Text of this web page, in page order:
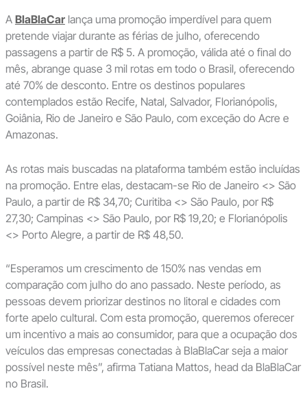
A BlaBlaCarlança uma promoção imperdível para quem
pretende viajar durante as férias de julho, oferecendo
passagens a partir de R$ 5. A promoção, válida até o final do
mês, abrange quase 3 mil rotas em todo o Brasil, oferecendo
até 70% de desconto. Entre os destinos populares
contemplados estão Recife, Natal, Salvador, Florianópolis,
Goiânia, Rio de Janeiro e São Paulo, com exceção do Acre e
Amazonas.
As rotas mais buscadas na plataforma também estão incluídas
na promoção. Entre elas, destacam-se Rio de Janeiro <> São
Paulo, a partir de R$ 34,70; Curitiba <> São Paulo, por R$
27,30; Campinas <> São Paulo, por R$ 19,20; e Florianópolis
<> Porto Alegre, a partir de R$ 48,50.
“Esperamos um crescimento de 150% nas vendas em
comparação com julho do ano passado. Neste período, as
pessoas devem priorizar destinos no litoral e cidades com
forte apelo cultural. Com esta promoção, queremos oferecer
um incentivo a mais ao consumidor, para que a ocupação dos
veículos das empresas conectadas à BlaBlaCar seja a maior
possível neste mês”, afirma Tatiana Mattos, head da BlaBlaCar
no Brasil.